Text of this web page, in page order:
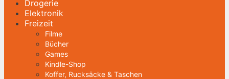
Drogerie
Elektronik
Freizeit
Filme
Bücher
Games
Kindle-Shop
Koffer, Rucksäcke & Taschen